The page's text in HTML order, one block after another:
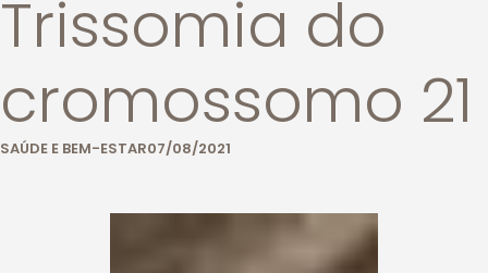
Trissomia do
cromossomo 21
SAÚDE E BEM-ESTAR07/08/2021